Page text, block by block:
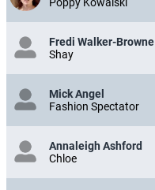
Fredi Walker-Browne
Shay
Mick Angel
Fashion Spectator
Annaleigh Ashford
Chloe